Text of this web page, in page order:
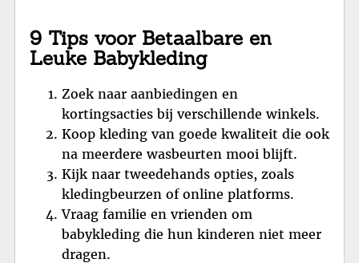
9 Tips voor Betaalbare en
Leuke Babykleding
Zoek naar aanbiedingen en
kortingsacties bij verschillende winkels.
Koop kleding van goede kwaliteit die ook
na meerdere wasbeurten mooi blijft.
Kijk naar tweedehands opties, zoals
kledingbeurzen of online platforms.
Vraag familie en vrienden om
babykleding die hun kinderen niet meer
dragen.